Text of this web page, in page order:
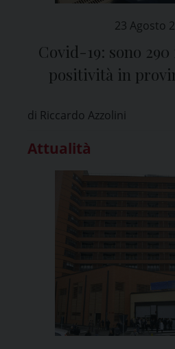
23 Agosto
Covid-19: sono
positività in
di Riccardo Azzolini
Attualità